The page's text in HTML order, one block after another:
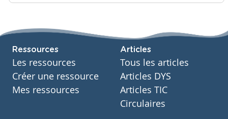
Ressources
Les ressources
Créer une ressource
Mes ressources
Articles
Tous les articles
Articles DYS
Articles TIC
Circulaires